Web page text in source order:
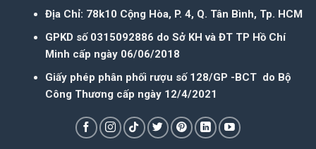
Địa Chỉ: 78k10 Cộng Hòa, P. 4, Q. Tân Bình, Tp. HCM
GPKD số 0315092886 do Sở KH và ĐT TP Hồ Chí
Minh cấp ngày 06/06/2018
Giấy phép phân phối rượu số 128/GP -BCT do Bộ
Công Thương cấp ngày 12/4/2021